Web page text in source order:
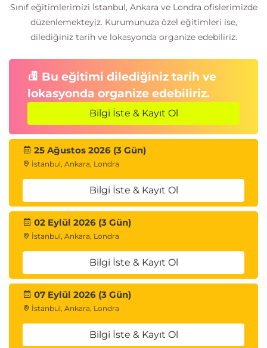
SageMaker Yerleşik Algoritmaları
SageMaker Built-In Algorithms
Algoritma seçimi
Kullanım senaryoları
Amazon SageMaker Autopilot
Otomatik model geliştirme
Model önerileri
Model Seçim Kriterleri
Performans değerlendirmesi
İş hedefleriyle uyumluluk
Maliyet optimizasyonu
Model Eğitimi
Model Training
Eğitim süreçleri
Eğitim altyapıları
Dağıtık eğitim yaklaşımları
Amazon SageMaker ile Model
Sınıf eğitimlerimizi İstanbul, Ankara ve Londra ofislerimizde
düzenlemekteyiz. Kurumunuza özel eğitimleri ise,
dilediğiniz tarih ve lokasyonda organize edebiliriz.
Bu eğitimi dilediğiniz tarih ve
lokasyonda organize edebiliriz.
Bilgi İste & Kayıt Ol
25 Ağustos 2026 (3 Gün)
İstanbul, Ankara, Londra
Bilgi İste & Kayıt Ol
02 Eylül 2026 (3 Gün)
İstanbul, Ankara, Londra
Bilgi İste & Kayıt Ol
07 Eylül 2026 (3 Gün)
İstanbul, Ankara, Londra
Bilgi İste & Kayıt Ol